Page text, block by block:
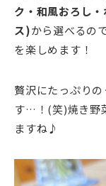
ク・和風おろし
ス)から選べるの
を楽しめます！
贅沢にたっぷり
す…！(笑)焼き野
ますね♪